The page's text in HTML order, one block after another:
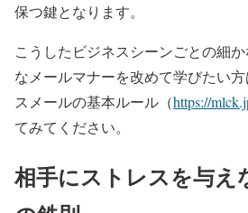
保つ鍵となります。
こうしたビジネスシーンごとの細
なメールマナーを改めて学びたい
スメールの基本ルール（https://
てみてください。
相手にストレスを与え